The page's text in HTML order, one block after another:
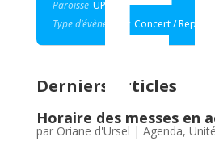
Paroisse UP
Type d'évènement Concert / Repas,
Derniers articles
Horaire des messes en
par Oriane d'Ursel | Agenda,